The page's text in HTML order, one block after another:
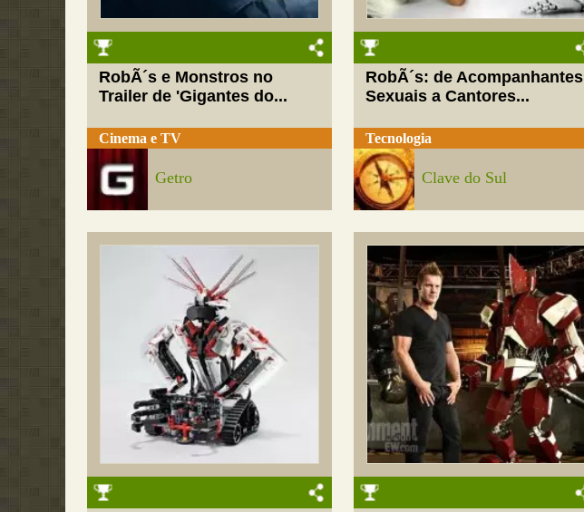
RobÃ´s e Monstros no
Trailer de 'Gigantes do...
Cinema e TV
Getro
RobÃ´s: de Acompanhantes
Sexuais a Cantores...
Tecnologia
Clave do Sul